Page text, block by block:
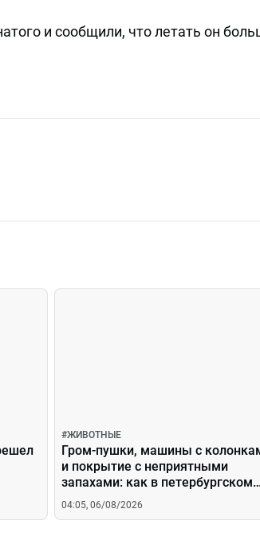
и сообщили, что летать он
#ЖИВОТНЫЕ
Гром-пушки, машины с
и покрытие с неприятными
запахами: как в петербургском
аэропорту Пулково отпугивают
птиц?
04:05, 06/08/2026